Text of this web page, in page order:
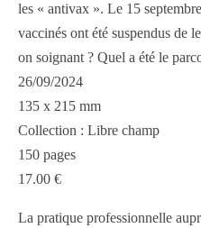
les « antivax ». Le 15
vaccinés ont été suspendus de
on soignant ? Quel a été le
26/09/2024
135 x 215 mm
Collection : Libre champ
150 pages
17.00 €
La pratique professionnelle